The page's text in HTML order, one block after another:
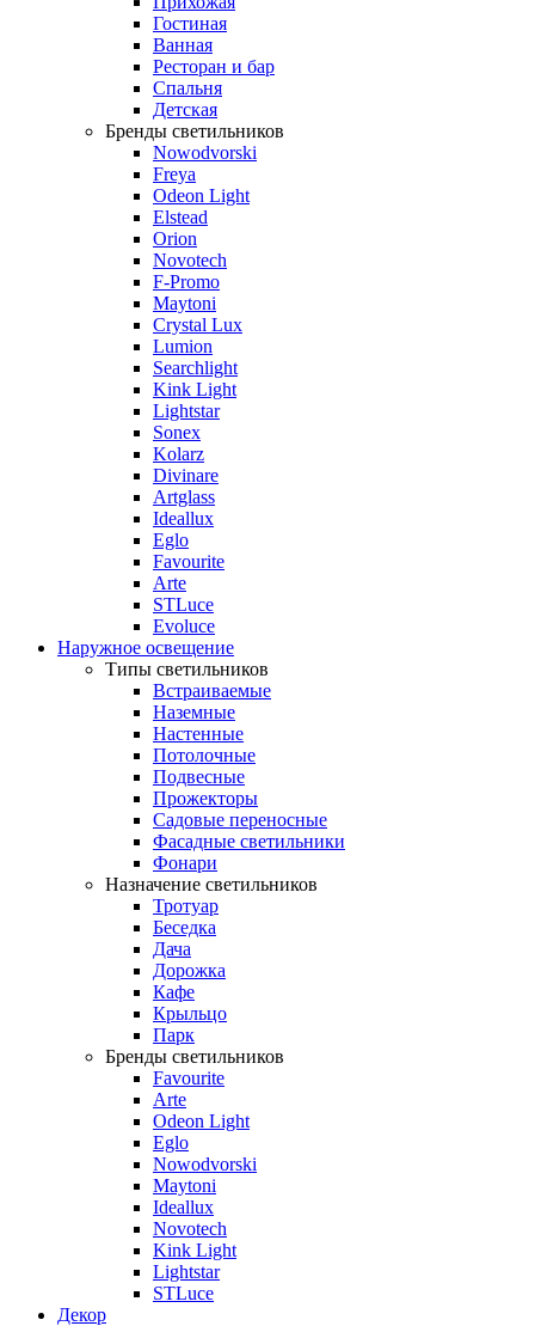
Гостиная
Ванная
Ресторан и бар
Спальня
Детская
Бренды светильников
Nowodvorski
Freya
Odeon Light
Elstead
Orion
Novotech
F-Promo
Maytoni
Crystal Lux
Lumion
Searchlight
Kink Light
Lightstar
Sonex
Kolarz
Divinare
Artglass
Ideallux
Eglo
Favourite
Arte
STLuce
Evoluce
Наружное освещение
Типы светильников
Встраиваемые
Наземные
Настенные
Потолочные
Подвесные
Прожекторы
Садовые переносные
Фасадные светильники
Фонари
Назначение светильников
Тротуар
Беседка
Дача
Дорожка
Кафе
Крыльцо
Парк
Бренды светильников
Favourite
Arte
Odeon Light
Eglo
Nowodvorski
Maytoni
Ideallux
Novotech
Kink Light
Lightstar
STLuce
Декор